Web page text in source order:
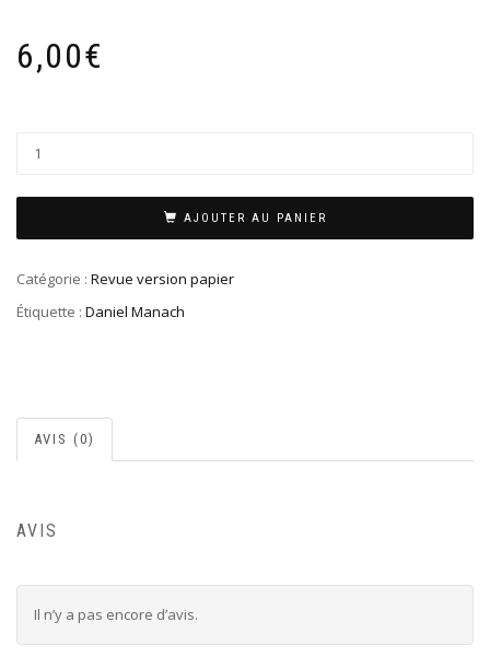
6,00€
AJOUTER AU PANIER
Catégorie : Revue version papier
Étiquette : Daniel Manach
AVIS (0)
AVIS
Il n’y a pas encore d’avis.